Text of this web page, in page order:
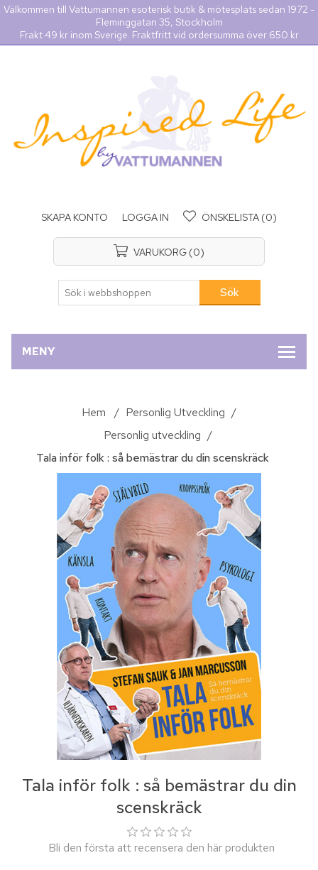
Välkommen till Vattumannen esoterisk butik & mötesplats sedan 1972 -
Fleminggatan 35, Stockholm
Frakt 49 kr inom Sverige. Fraktfritt vid ordersumma över 650 kr
SKAPA KONTO LOGGA IN ÖNSKELISTA (0)
VARUKORG (0)
MENY
Hem / Personlig Utveckling /
Personlig utveckling /
Tala inför folk : så bemästrar du din scenskräck
Tala inför folk : så bemästrar du din
scenskräck
Bli den första att recensera den här produkten